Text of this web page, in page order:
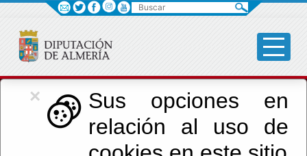
×
Sus opciones en
relación al uso de
Cultura, Cine e
Buscar